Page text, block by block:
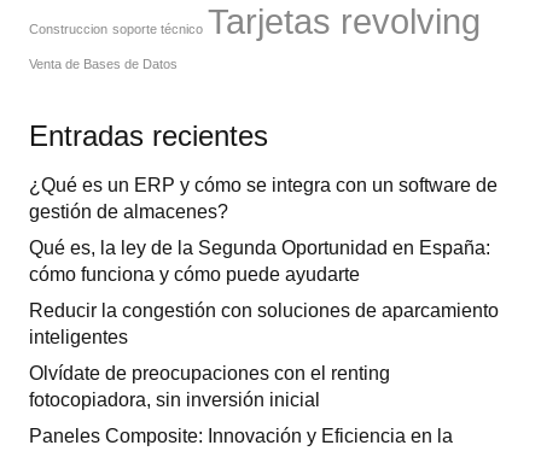
Construccion soporte técnico Tarjetas revolving
Venta de Bases de Datos
Entradas recientes
¿Qué es un ERP y cómo se integra con un software de
gestión de almacenes?
Qué es, la ley de la Segunda Oportunidad en España:
cómo funciona y cómo puede ayudarte
Reducir la congestión con soluciones de aparcamiento
inteligentes
Olvídate de preocupaciones con el renting
fotocopiadora, sin inversión inicial
Paneles Composite: Innovación y Eficiencia en la